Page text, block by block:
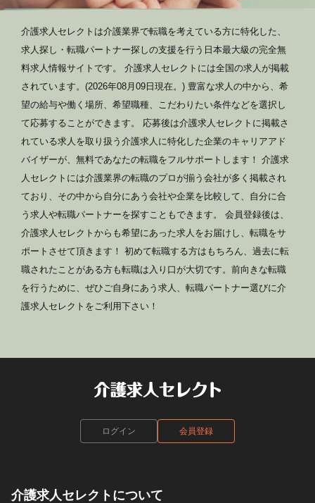
介護求人セレクトは介護業界で転職を考えている方に特化した、
求人探し・転職パートナー探しの支援を行う日本最大級の完全無
料求人情報サイトです。 介護求人セレクトには全国の求人が掲載
されています。(2026年08月09日現在。) 豊富な求人の中から、希
望の給与や働く場所、希望職種、こだわりたい条件などを選択し
て応募することができます。 応募後は介護求人セレクトに掲載さ
れている求人を取り扱う介護求人に特化した企業のキャリアアド
バイザーが、無料であなたの転職をフルサポートします！ 介護求
人セレクトには介護業界の転職のプロが揃う会社が多く掲載され
ており、その中から自分にあう会社や企業を比較して、自分に合
う求人や転職パートナーを探すこともできます。 会員登録後は、
介護求人セレクトからも希望にあった求人をお届けし、転職をサ
ポートさせて頂きます！ 初めて転職する方はもちろん、過去に転
職されたことがある方も転職は入り口が大切です。前向きな転職
を行うために、ぜひご自身にあう求人、転職パートナー選びに介
護求人セレクトをご利用下さい！
ログイン 会員登録
介護求人セレクトについて